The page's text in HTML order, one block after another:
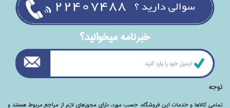
خبرنامه ميخوانيد؟
توجه
تمامی‌ کالاها و خدمات این فروشگاه، حسب مورد،‌ دارای مجوزهای لازم از مراجع مربوط هستند ‌و‌‌